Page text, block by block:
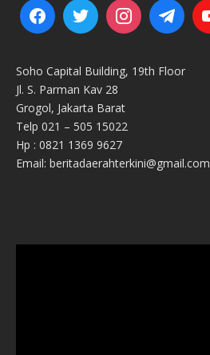
Soho Capital Building, 19th Floor
Jl. S. Parman Kav 28
Grogol, Jakarta Barat
Telp 021 – 505 15022
Hp : 0821 1369 9627
Email: beritadaerahterkini@gmail.com